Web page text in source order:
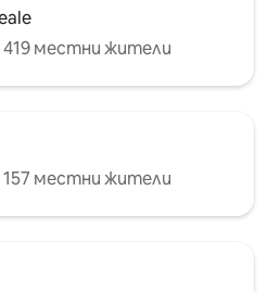
местни жители
местни жители